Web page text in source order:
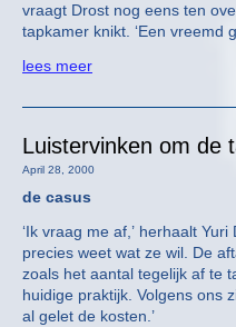
vraagt Drost nog eens ten
tapkamer knikt. ‘Een vreemd
lees meer
Luistervinken om de
April 28, 2000
de casus
‘Ik vraag me af,’ herhaalt
precies weet wat ze wil. De
zoals het aantal tegelijk af te
huidige praktijk. Volgens ons
al gelet de kosten.’